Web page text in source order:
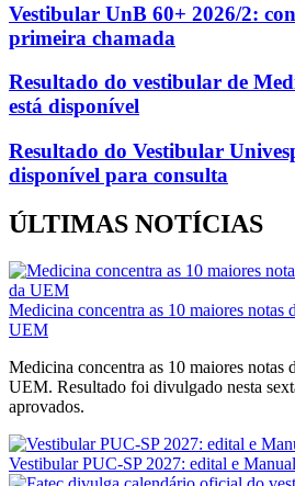
Vestibular UnB 60+ 2026/2:
primeira chamada
Resultado do vestibular de
está disponível
Resultado do Vestibular
disponível para consulta
ÚLTIMAS NOTÍCIAS
Medicina concentra as 10 maiores notas
UEM
Medicina concentra as 10 maiores notas
UEM. Resultado foi divulgado nesta
aprovados.
Vestibular PUC-SP 2027: edital e